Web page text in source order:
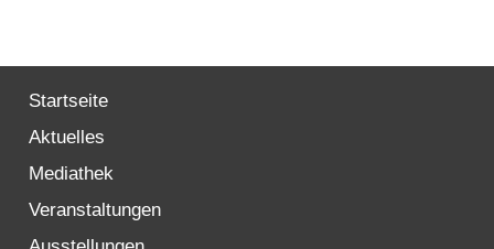
Willkommen in Strasburg (Uckermark)
Startseite
Aktuelles
Mediathek
Veranstaltungen